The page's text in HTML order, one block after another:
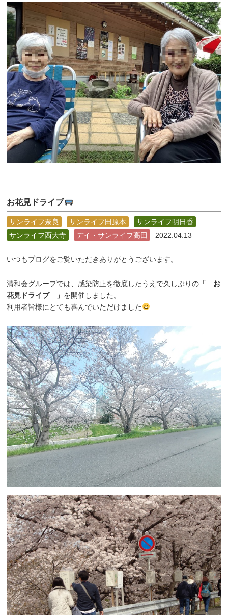
お花見ドライブ
サンライフ奈良 サンライフ田原本
サンライフ明日香
サンライフ西大寺
デイ・サンライフ高田 2022.04.13
いつもブログをご覧いただきありがとうございます。
清和会グループでは、感染防止を徹底したうえで久しぶりの 「 お
花見ドライブ 」 を開催しました。
利用者皆様にとても喜んでいただけました